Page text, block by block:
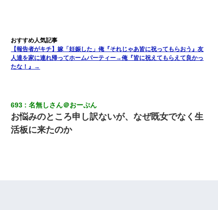
【報告者がキチ】嫁「妊娠した」俺『それじゃあ皆に祝ってもらおう』友
人達を家に連れ帰ってホームパーティー→俺『皆に祝えてもらえて良かっ
たな！』→
693 名無しさん＠おーぷん
お悩みのところ申し訳ないが、なぜ既女でなく生
活板に来たのか